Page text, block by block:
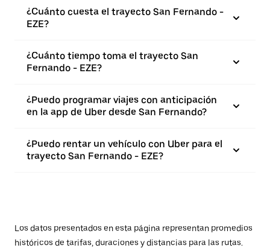
¿Cuánto cuesta el trayecto San Fernando -
EZE?
¿Cuánto tiempo toma el trayecto San
Fernando - EZE?
¿Puedo programar viajes con anticipación
en la app de Uber desde San Fernando?
¿Puedo rentar un vehículo con Uber para el
trayecto San Fernando - EZE?
Los datos presentados en esta página representan promedios
históricos de tarifas, duraciones y distancias para las rutas.